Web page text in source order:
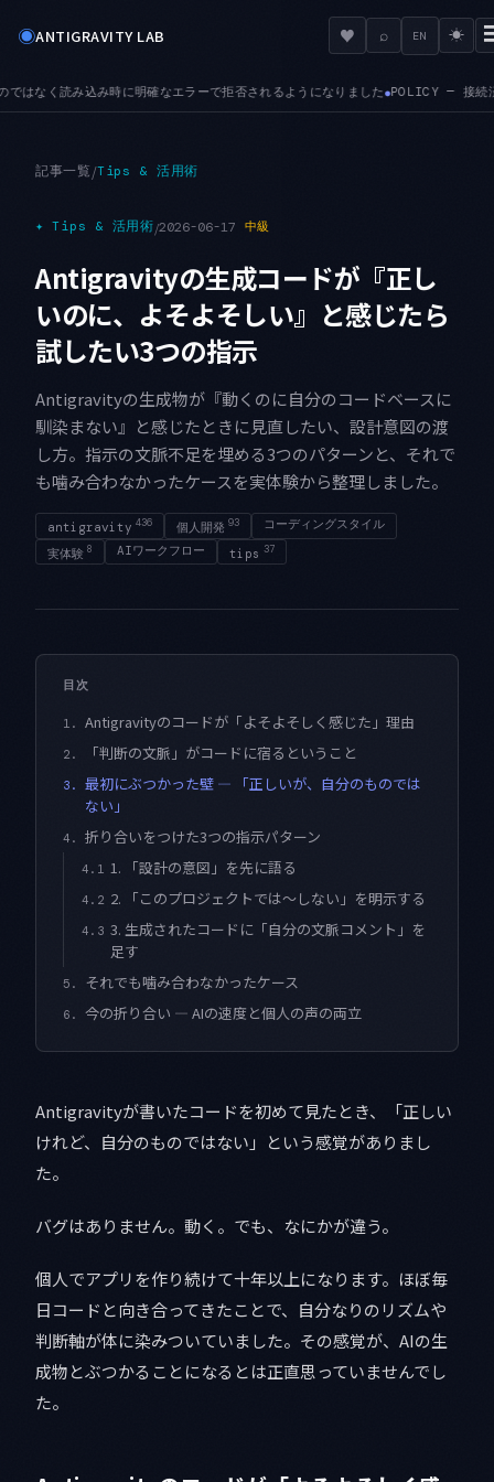
◉ANTIGRAVITY LAB ♥ ⌕ EN ☀
ようになりました●POLICY — 接続済みツールサーバに対する管理者ポリシーが、
記事一覧/Tips & 活用術
✦ Tips & 活用術/2026-06-17 中級
Antigravityの生成コードが『正し
いのに、よそよそしい』と感じたら
試したい3つの指示
Antigravityの生成物が『動くのに自分のコードベースに
馴染まない』と感じたときに見直したい、設計意図の渡
し方。指示の文脈不足を埋める3つのパターンと、それで
も噛み合わなかったケースを実体験から整理しました。
antigravity 436 個人開発 93
コーディングスタイル
実体験 8 AIワークフロー tips 37
目次
1. Antigravityのコードが「よそよそしく感じた」理由
2. 「判断の文脈」がコードに宿るということ
3.
最初にぶつかった壁 — 「正しいが、自分のものでは
ない」
4. 折り合いをつけた3つの指示パターン
4.1 1. 「設計の意図」を先に語る
4.2 2. 「このプロジェクトでは〜しない」を明示する
4.3 3. 生成されたコードに「自分の文脈コメント」を
足す
5. それでも噛み合わなかったケース
6. 今の折り合い — AIの速度と個人の声の両立
Antigravityが書いたコードを初めて見たとき、「正しい
けれど、自分のものではない」という感覚がありまし
た。
バグはありません。動く。でも、なにかが違う。
個人でアプリを作り続けて十年以上になります。ほぼ毎
日コードと向き合ってきたことで、自分なりのリズムや
判断軸が体に染みついていました。その感覚が、AIの生
成物とぶつかることになるとは正直思っていませんでし
た。